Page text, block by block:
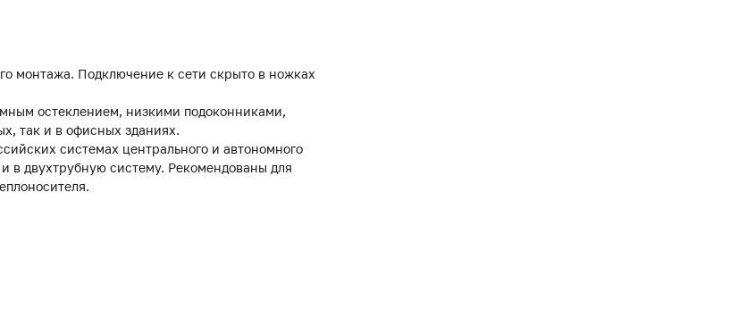
монтажа. Подключение к сети скрыто в ножках
остеклением, низкими подоконниками,
так и в офисных зданиях.
системах центрального и автономного
в двухтрубную систему. Рекомендованы для